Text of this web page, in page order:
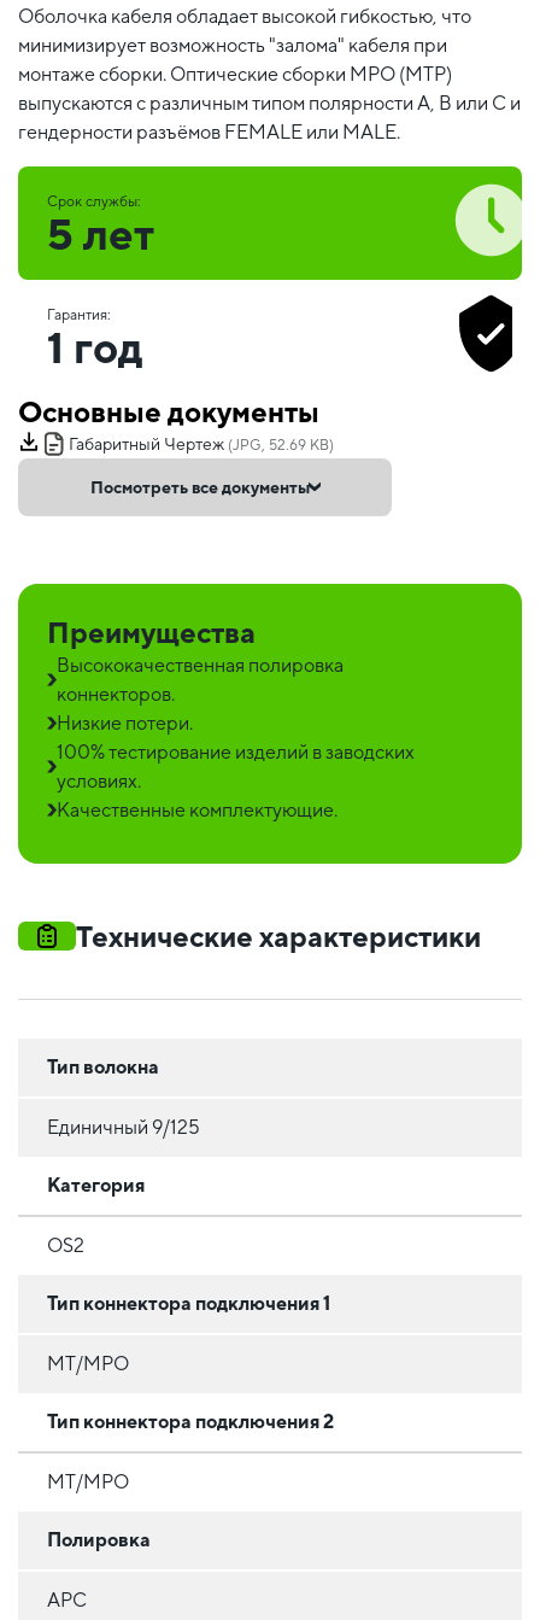
Оболочка кабеля обладает высокой гибкостью, что
минимизирует возможность "залома" кабеля при
монтаже сборки. Оптические сборки MPO (MTP)
выпускаются с различным типом полярности А, В или С и
гендерности разъёмов FEMALE или MALE.
Срок службы:
5 лет
Гарантия:
1 год
Основные документы
Габаритный Чертеж (JPG, 52.69 KB)
Посмотреть все документы
Преимущества
Высококачественная полировка
коннекторов.
Низкие потери.
100% тестирование изделий в заводских
условиях.
Качественные комплектующие.
Технические характеристики
Тип волокна
Единичный 9/125
Категория
OS2
Тип коннектора подключения 1
MT/MPO
Тип коннектора подключения 2
MT/MPO
Полировка
APC